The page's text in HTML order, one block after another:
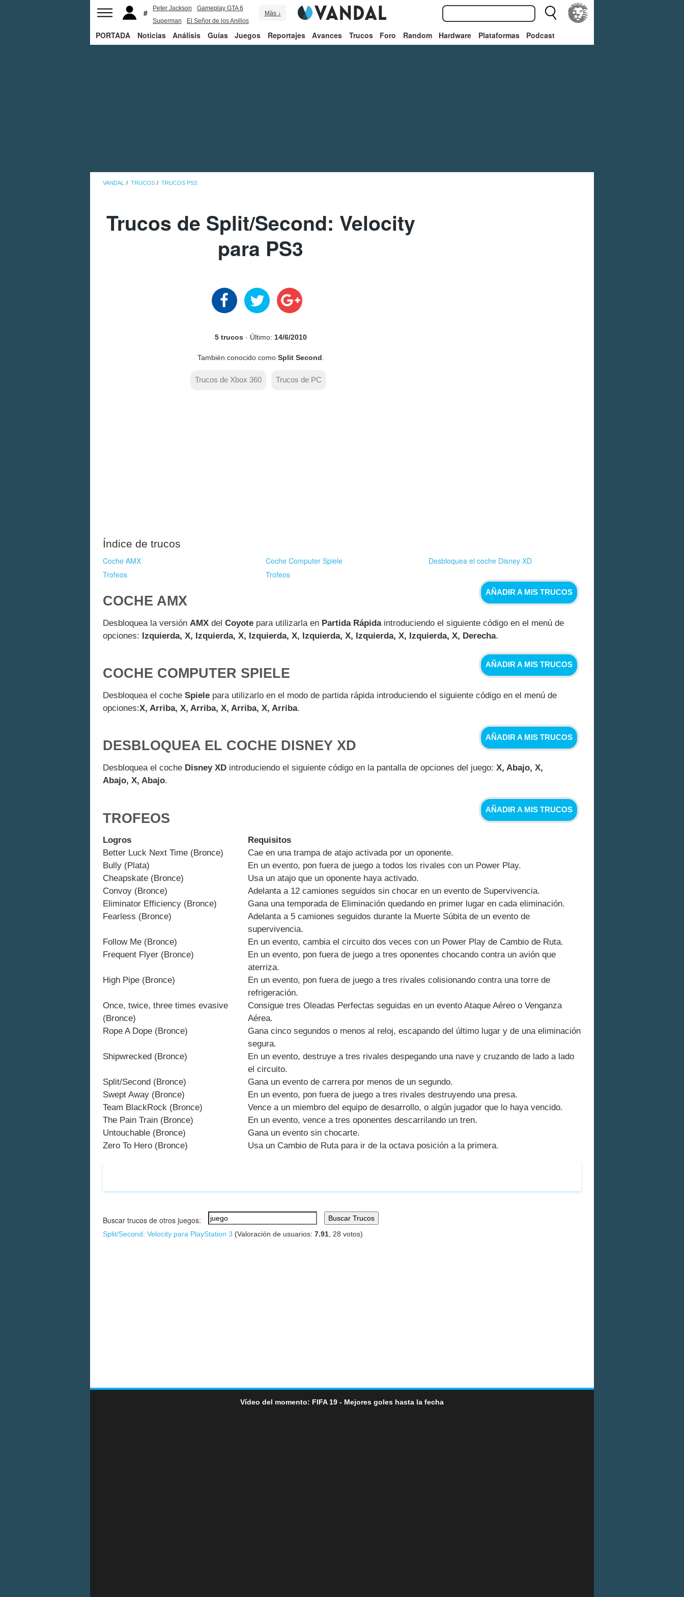
Peter Jackson
Gameplay GTA 6
Superman
El Señor de los Anillos
Más ↓
PORTADA Noticias Análisis Guías Juegos Reportajes Avances Trucos Foro Random Hardware Plataformas Podcast
VANDAL TRUCOS TRUCOS PS3
Trucos de Split/Second: Velocity
para PS3
5 trucos · Último: 14/6/2010
También conocido como Split Second
Trucos de Xbox 360 Trucos de PC
Índice de trucos
Coche AMX Coche Computer Spiele
Desbloquea el coche Disney XD
Trofeos
Trofeos
AÑADIR A MIS TRUCOS
COCHE AMX
Desbloquea la versión AMX del Coyote para utilizarla en Partida Rápidaintroduciendo el siguiente código en el menú de
opciones: Izquierda, X, Izquierda, X, Izquierda, X, Izquierda, X, Izquierda, X, Izquierda, X, Derecha.
AÑADIR A MIS TRUCOS
COCHE COMPUTER SPIELE
Desbloquea el coche Spiele para utilizarlo en el modo de partida rápida introduciendo el siguiente código en el menú de
opciones:X, Arriba, X, Arriba, X, Arriba, X, Arriba.
AÑADIR A MIS TRUCOS
DESBLOQUEA EL COCHE DISNEY XD
Desbloquea el coche Disney XD introduciendo el siguiente código en la pantalla de opciones del juego: X, Abajo, X,
Abajo, X, Abajo.
AÑADIR A MIS TRUCOS
TROFEOS
Logros
Requisitos
Better Luck Next Time (Bronce)
Cae en una trampa de atajo activada por un oponente.
Bully (Plata)
En un evento, pon fuera de juego a todos los rivales con un Power Play.
Cheapskate (Bronce)
Usa un atajo que un oponente haya activado.
Convoy (Bronce)
Adelanta a 12 camiones seguidos sin chocar en un evento de Supervivencia.
Eliminator Efficiency (Bronce)
Gana una temporada de Eliminación quedando en primer lugar en cada eliminación.
Fearless (Bronce)
Adelanta a 5 camiones seguidos durante la Muerte Súbita de un evento de
supervivencia.
Follow Me (Bronce)
En un evento, cambia el circuito dos veces con un Power Play de Cambio de Ruta.
Frequent Flyer (Bronce)
En un evento, pon fuera de juego a tres oponentes chocando contra un avión que
aterriza.
High Pipe (Bronce)
En un evento, pon fuera de juego a tres rivales colisionando contra una torre de
refrigeración.
Once, twice, three times evasive
(Bronce)
Consigue tres Oleadas Perfectas seguidas en un evento Ataque Aéreo o Venganza
Aérea.
Rope A Dope (Bronce)
Gana cinco segundos o menos al reloj, escapando del último lugar y de una eliminación
segura.
Shipwrecked (Bronce)
En un evento, destruye a tres rivales despegando una nave y cruzando de lado a lado
el circuito.
Split/Second (Bronce)
Gana un evento de carrera por menos de un segundo.
Swept Away (Bronce)
En un evento, pon fuera de juego a tres rivales destruyendo una presa.
Team BlackRock (Bronce)
Vence a un miembro del equipo de desarrollo, o algún jugador que lo haya vencido.
The Pain Train (Bronce)
En un evento, vence a tres oponentes descarrilando un tren.
Untouchable (Bronce)
Gana un evento sin chocarte.
Zero To Hero (Bronce)
Usa un Cambio de Ruta para ir de la octava posición a la primera.
Buscar trucos de otros juegos:
Buscar Trucos
Split/Second: Velocity para PlayStation 3 (Valoración de usuarios: 7.91 28 votos)
Vídeo del momento: FIFA 19 - Mejores goles hasta la fecha